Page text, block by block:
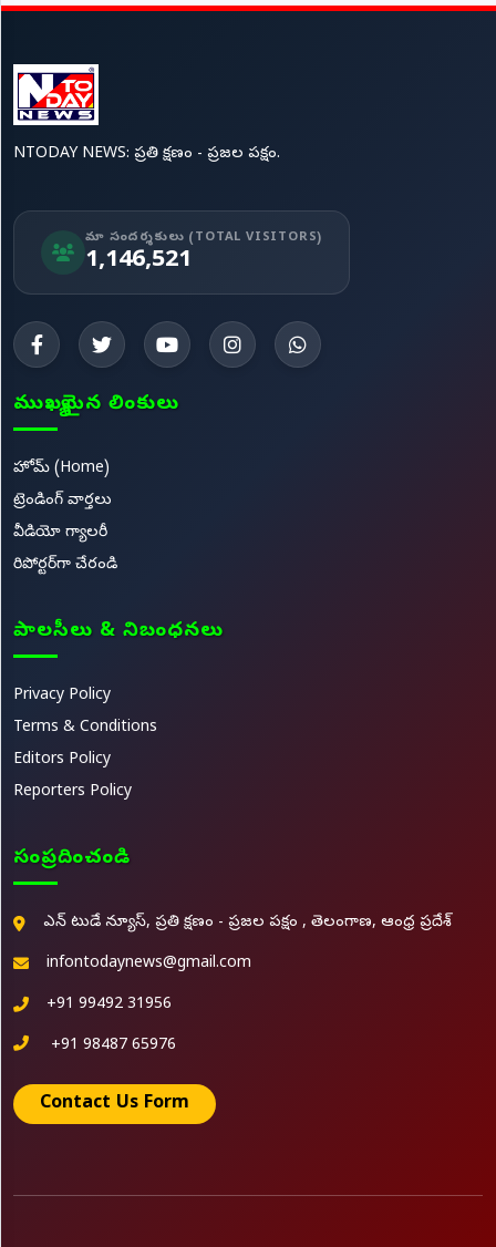
NTODAY NEWS: ప్రతి క్షణం - ప్రజల పక్షం.
మా సందర్శకులు (TOTAL VISITORS)
1,146,521
ముఖ్యమైన లింకులు
హోమ్ (Home)
ట్రెండింగ్ వార్తలు
వీడియో గ్యాలరీ
రిపోర్టర్‌గా చేరండి
పాలసీలు & నిబంధనలు
Privacy Policy
Terms & Conditions
Editors Policy
Reporters Policy
సంప్రదించండి
ఎన్ టుడే న్యూస్, ప్రతి క్షణం - ప్రజల పక్షం , తెలంగాణ, ఆంధ్ర ప్రదేశ్
infontodaynews@gmail.com
+91 99492 31956
+91 98487 65976
Contact Us Form